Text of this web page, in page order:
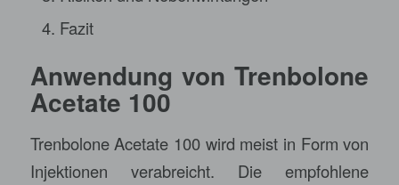
Fazit
Anwendung von Trenbolone
Acetate 100
Trenbolone Acetate 100 wird meist in Form von
Injektionen verabreicht. Die empfohlene